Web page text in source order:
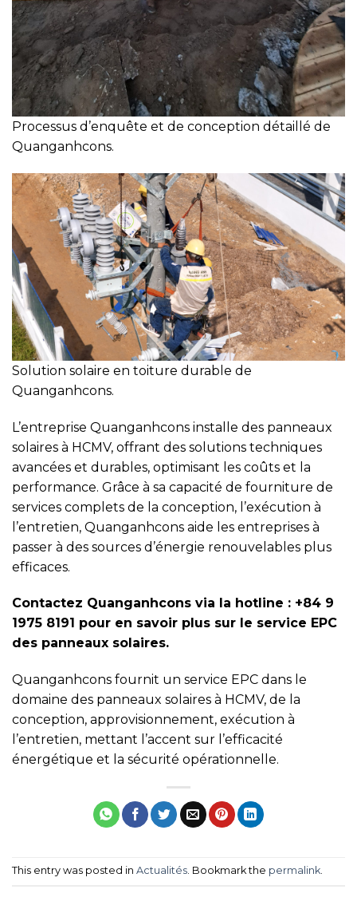
Processus d’enquête et de conception détaillé de
Quanganhcons.
Solution solaire en toiture durable de
Quanganhcons.
L’entreprise Quanganhcons installe des panneaux
solaires à HCMV, offrant des solutions techniques
avancées et durables, optimisant les coûts et la
performance. Grâce à sa capacité de fourniture de
services complets de la conception, l’exécution à
l’entretien, Quanganhcons aide les entreprises à
passer à des sources d’énergie renouvelables plus
efficaces.
Contactez Quanganhcons via la hotline : +84 9
1975 8191 pour en savoir plus sur le service EPC
des panneaux solaires.
Quanganhcons fournit un service EPC dans le
domaine des panneaux solaires à HCMV, de la
conception, approvisionnement, exécution à
l’entretien, mettant l’accent sur l’efficacité
énergétique et la sécurité opérationnelle.
This entry was posted in Actualités. Bookmark the permalink.